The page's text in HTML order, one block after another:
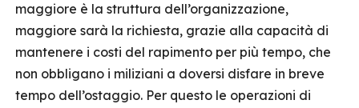
maggiore è la struttura dell’organizzazione,
maggiore sarà la richiesta, grazie alla capacità di
mantenere i costi del rapimento per più tempo, che
non obbligano i miliziani a doversi disfare in breve
tempo dell’ostaggio. Per questo le operazioni di